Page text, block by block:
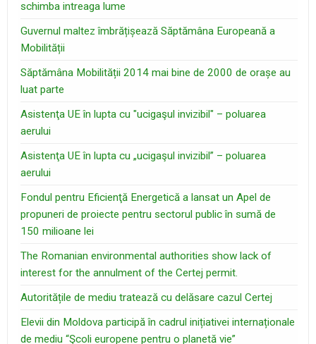
schimba intreaga lume
Guvernul maltez îmbrățișează Săptămâna Europeană a
Mobilității
Săptămâna Mobilității 2014 mai bine de 2000 de orașe au
luat parte
Asistenţa UE în lupta cu "ucigaşul invizibil" – poluarea
aerului
Asistenţa UE în lupta cu „ucigaşul invizibil” – poluarea
aerului
Fondul pentru Eficienţă Energetică a lansat un Apel de
propuneri de proiecte pentru sectorul public în sumă de
150 milioane lei
The Romanian environmental authorities show lack of
interest for the annulment of the Certej permit.
Autoritățile de mediu tratează cu delăsare cazul Certej
Elevii din Moldova participă în cadrul inițiativei internaționale
de mediu “Şcoli europene pentru o planetă vie”